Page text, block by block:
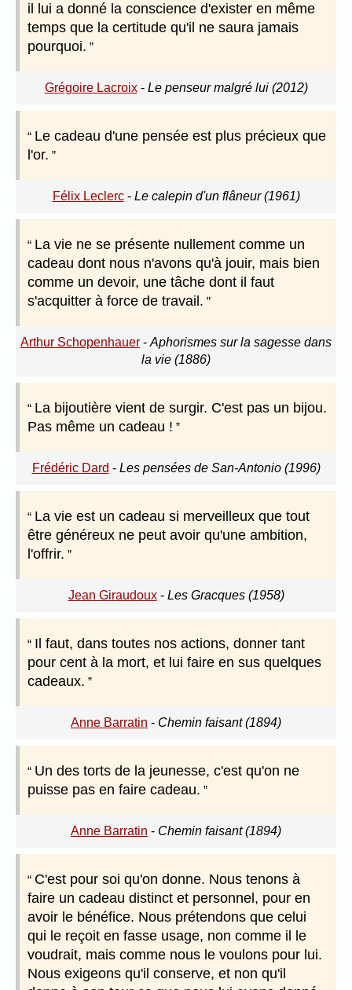
il lui a donné la conscience d'exister en même
temps que la certitude qu'il ne saura jamais
pourquoi.
Grégoire Lacroix- Le penseur malgré lui (2012)
Le cadeau d'une pensée est plus précieux que
l'or.
Félix Leclerc- Le calepin d'un flâneur (1961)
La vie ne se présente nullement comme un
cadeau dont nous n'avons qu'à jouir, mais bien
comme un devoir, une tâche dont il faut
s'acquitter à force de travail.
Arthur Schopenhauer - Aphorismes sur la sagesse dans
la vie (1886)
La bijoutière vient de surgir. C'est pas un bijou.
Pas même un cadeau !
Frédéric Dard - Les pensées de San-Antonio (1996)
La vie est un cadeau si merveilleux que tout
être généreux ne peut avoir qu'une ambition,
l'offrir.
Jean Giraudoux- Les Gracques (1958)
Il faut, dans toutes nos actions, donner tant
pour cent à la mort, et lui faire en sus quelques
cadeaux.
Anne Barratin - Chemin faisant (1894)
Un des torts de la jeunesse, c'est qu'on ne
puisse pas en faire cadeau.
Anne Barratin - Chemin faisant (1894)
C'est pour soi qu'on donne. Nous tenons à
faire un cadeau distinct et personnel, pour en
avoir le bénéfice. Nous prétendons que celui
qui le reçoit en fasse usage, non comme il le
voudrait, mais comme nous le voulons pour lui.
Nous exigeons qu'il conserve, et non qu'il